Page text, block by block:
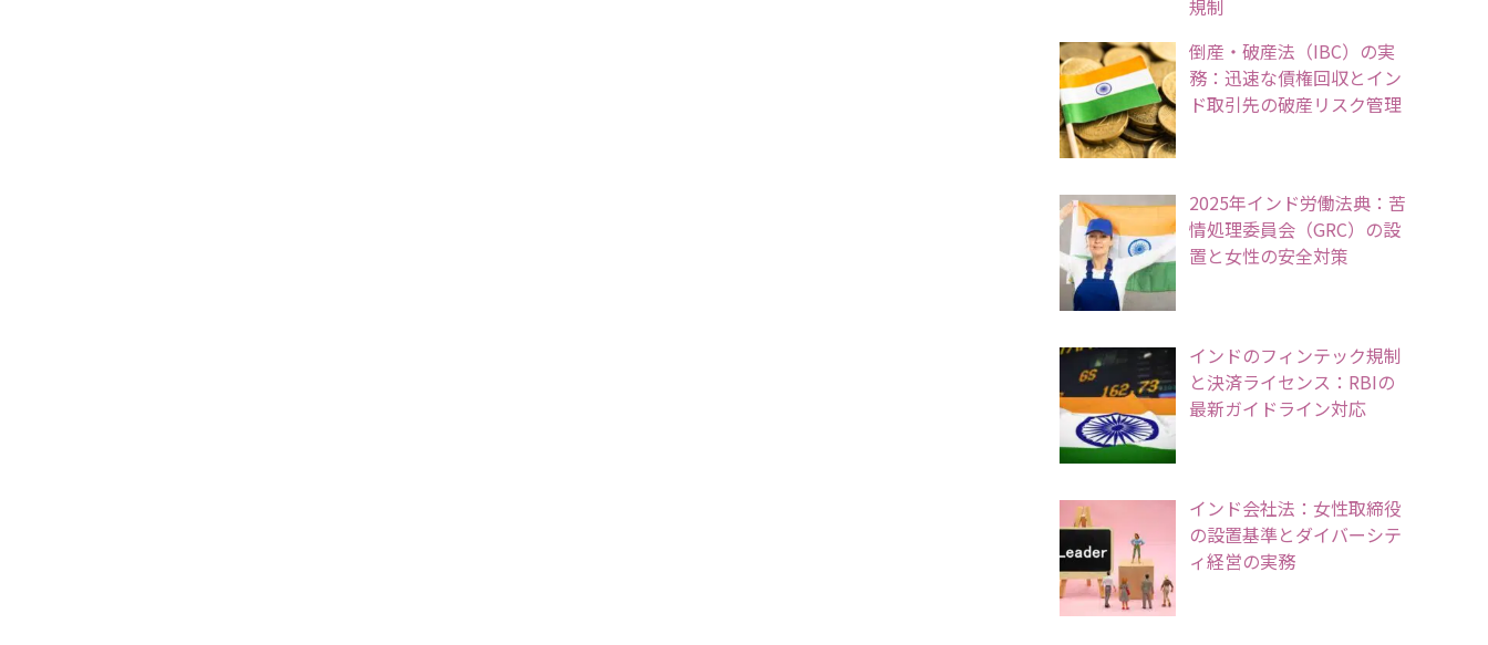
規制
倒産・破産法（IBC）の実
務：迅速な債権回収とイン
ド取引先の破産リスク管理
2025年インド労働法典：苦
情処理委員会（GRC）の設
置と女性の安全対策
インドのフィンテック規制
と決済ライセンス：RBIの
最新ガイドライン対応
インド会社法：女性取締役
の設置基準とダイバーシテ
ィ経営の実務